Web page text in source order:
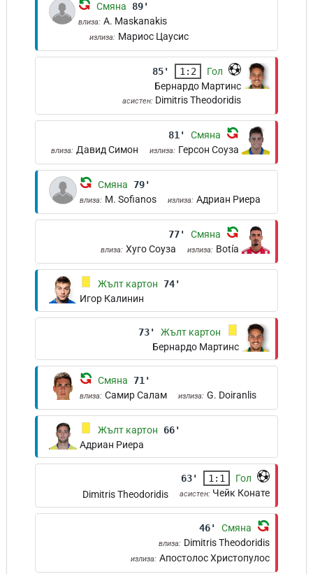
Смяна 89'
влиза: A. Maskanakis
излиза: Мариос Цаусис
85' 1:2
Гол
Бернардо Мартинс
асистен: Dimitris Theodoridis
81' Смяна
влиза: Давид Симон излиза: Герсон Соуза
Смяна 79'
влиза: M. Sofianos излиза: Адриан Риера
77' Смяна
влиза: Хуго Соуза излиза: Botía
Жълт картон
74'
Игор Калинин
73'
Жълт картон
Бернардо Мартинс
Смяна 71'
влиза: Самир Салам излиза: G. Doiranlis
Жълт картон
66'
Адриан Риера
63' 1:1
Гол
Dimitris Theodoridis
асистен: Чейк Конате
46' Смяна
влиза: Dimitris Theodoridis
излиза: Апостолос Христопулос